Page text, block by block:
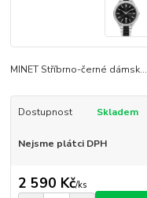
MINET Stříbrno-černé dámsk...
Dostupnost Skladem
Nejsme plátci DPH
2 590 Kč/ks